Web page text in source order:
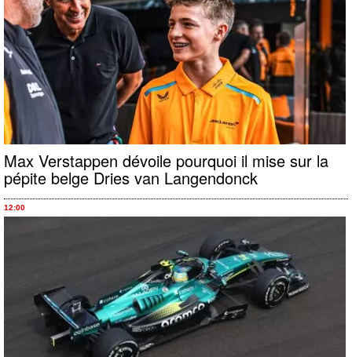
Max Verstappen dévoile pourquoi il mise sur la
pépite belge Dries van Langendonck
12:00